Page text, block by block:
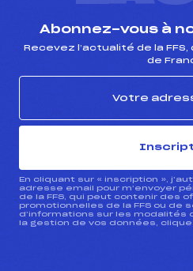
Abonnez-vous à
Recevez l’actualité de la
de
En cliquant sur « inscription »,
adresse email pour m’envoyer
de la FFS, qui peut contenir des
promotionnelles de la FFS ou de
d’informations sur les modalités
la gestion de vos données,